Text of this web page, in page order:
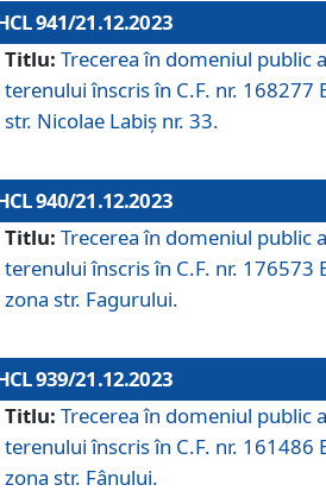
941/21.12.2023
Titlu: Trecerea în domeniul public
terenului înscris în C.F. nr. 168277
str. Nicolae Labiș nr. 33.
940/21.12.2023
Titlu: Trecerea în domeniul public
terenului înscris în C.F. nr. 176573
zona str. Fagurului.
939/21.12.2023
Titlu: Trecerea în domeniul public
terenului înscris în C.F. nr. 161486
zona str. Fânului.